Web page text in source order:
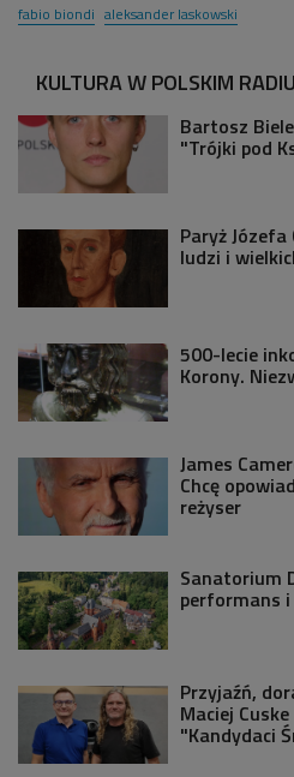
fabio biondi aleksander laskowski
KULTURA W POLSKIM
Bartosz
"Trójki pod
Paryż
ludzi i
500-lecie
Korony.
James
Chcę
reżyser
Sanatorium
performans
Przyjaźń,
Maciej
"Kandydaci